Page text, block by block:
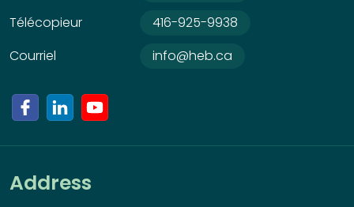
Télécopieur
416-925-9938
Courriel
info@heb.ca
Address